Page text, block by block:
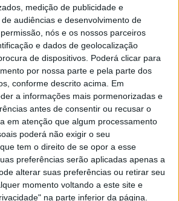
medição de publicidade e
audiências e desenvolvimento de
nós e os nossos parceiros
e dados de geolocalização
de dispositivos. Poderá clicar para
por nossa parte e pela parte dos
conforme descrito acima. Em
a informações mais pormenorizadas e
antes de consentir ou recusar o
em atenção que algum processamento
poderá não exigir o seu
tem o direito de se opor a esse
preferências serão aplicadas apenas a
alterar suas preferências ou retirar seu
momento voltando a este site e
na parte inferior da página.
TRUST IN NEWS
Visão Se7e